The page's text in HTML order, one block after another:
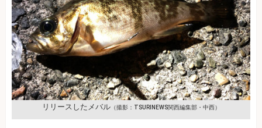
リリースしたメバル（撮影：TSURINEWS関西編集部・中西）